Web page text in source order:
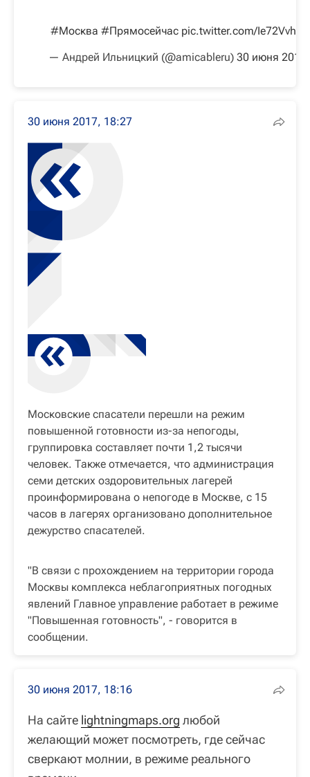
#Москва #Прямосейчас pic.twitter.com/
— Андрей Ильницкий (@amicableru) 30 июня 2017
30 июня 2017, 18:27
Московские спасатели перешли на режим
повышенной готовности из-за непогоды,
группировка составляет почти 1,2 тысячи
человек. Также отмечается, что администрация
семи детских оздоровительных лагерей
проинформирована о непогоде в Москве, с 15
часов в лагерях организовано дополнительное
дежурство спасателей.
"В связи с прохождением на территории города
Москвы комплекса неблагоприятных погодных
явлений Главное управление работает в режиме
"Повышенная готовность", - говорится в
сообщении.
30 июня 2017, 18:16
На сайте lightningmaps.org любой
желающий может посмотреть, где сейчас
сверкают молнии, в режиме реального